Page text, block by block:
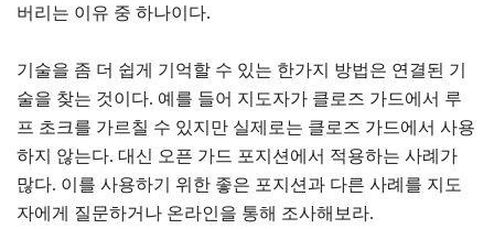
버리는 이유 중 하나이다.
기술을 좀 더 쉽게 기억할 수 있는 한가지 방법은 연결된 기
술을 찾는 것이다. 예를 들어 지도자가 클로즈 가드에서 루
프 초크를 가르칠 수 있지만 실제로는 클로즈 가드에서 사용
하지 않는다. 대신 오픈 가드 포지션에서 적용하는 사례가
많다. 이를 사용하기 위한 좋은 포지션과 다른 사례를 지도
자에게 질문하거나 온라인을 통해 조사해보라.